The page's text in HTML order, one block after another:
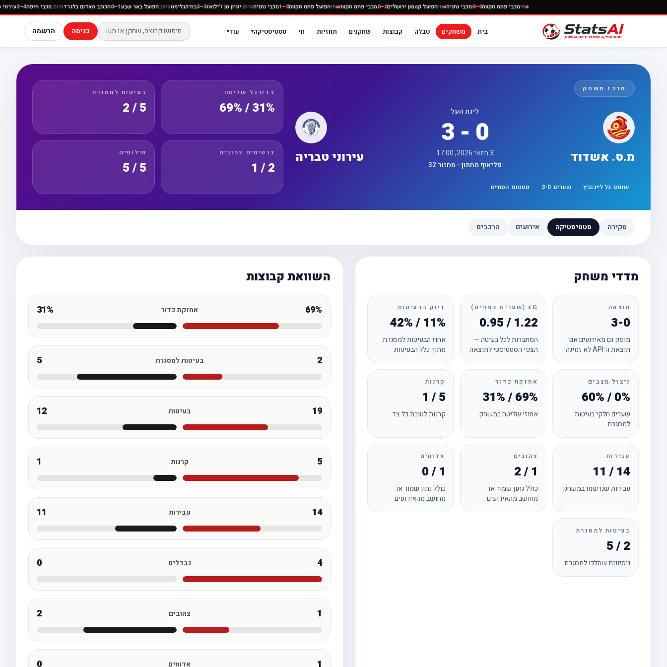
חימכבי פתח תקווה0–0 מכבי נתניה חיהפועל קטמון ירושלים0–0 מכבי פתח תקווה חיהפועל פתח תקווה0–1 מכבי נתניהסיום:יוניון סן ז׳ילואז3–3 בודו/גלימטסיום:הפועל באר שבע1–0 הכוכב האדום בלגרדסיום:מכבי חיפה4–2
בית משחקים טבלה קבוצות שחקנים תחזיות חי סטטיסטיקה▾ עוד▾ כניסה הרשמה
מרכז משחק
מ.ס. אשדוד
ליגת העל
3 - 0
3 במאי 2026, 17:00
פליאוף תחתון - מחזור 32
עירוני טבריה
שופט: גל לייבוביץ שערים: 3-0 סטטוס: הסתיים
כדורגל שליטה
31% / 69%
בעיטות למסגרת
5 / 2
כרטיסים צהובים
2 / 1
חילופים
5 / 5
סקירה סטטיסטיקה אירועים הרכבים
מדדי משחק
תוצאה
3-0
מופק גם מאירועים אם
תוצאת ה־API לא זמינה
xG (שערים צפויים)
0.95 / 1.22
הסתברות לכל בעיטה —
הצפי הסטטיסטי לתוצאה
דיוק בבעיטות
42% / 11%
אחוז הבעיטות למסגרת
מתוך כלל הבעיטות
ניצול מצבים
60% / 0%
שערים חלקי בעיטות
למסגרת
אחזקת כדור
31% / 69%
אחוזי שליטה במשחק
קרנות
1 / 5
קרנות לטובת כל צד
עבירות
11 / 14
עבירות שנרשמו במשחק
צהובים
2 / 1
כולל נתון שמור או
מחושב מהאירועים
אדומים
0 / 1
כולל נתון שמור או
מחושב מהאירועים
בעיטות למסגרת
5 / 2
ניסיונות שהלכו למסגרת
השוואת קבוצות
69% אחזקת כדור 31%
2 בעיטות למסגרת 5
19 בעיטות 12
5 קרנות 1
14 עבירות 11
4 נבדלים 0
1 צהובים 2
1 אדומים 0